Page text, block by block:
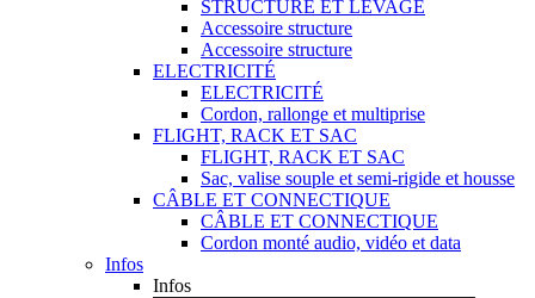
STRUCTURE ET LEVAGE
Accessoire structure
Accessoire structure
ELECTRICITÉ
ELECTRICITÉ
Cordon, rallonge et multiprise
FLIGHT, RACK ET SAC
FLIGHT, RACK ET SAC
Sac, valise souple et semi-rigide et housse
CÂBLE ET CONNECTIQUE
CÂBLE ET CONNECTIQUE
Cordon monté audio, vidéo et data
Infos
Infos